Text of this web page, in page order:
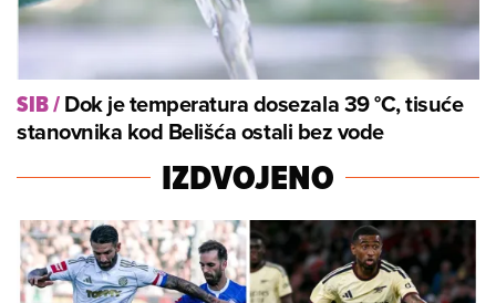
SIB/Dok je temperatura dosezala 39 °C, tisuće
stanovnika kod Belišća ostali bez vode
IZDVOJENO